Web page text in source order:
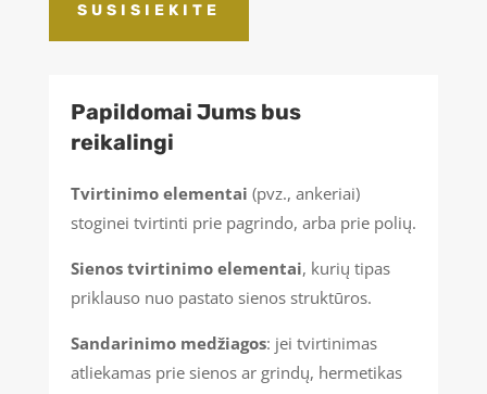
SUSISIEKITE
Papildomai Jums bus
reikalingi
Tvirtinimo elementai (pvz., ankeriai)
stoginei tvirtinti prie pagrindo, arba prie polių.
Sienos tvirtinimo elementai, kurių tipas
priklauso nuo pastato sienos struktūros.
Sandarinimo medžiagos: jei tvirtinimas
atliekamas prie sienos ar grindų, hermetikas